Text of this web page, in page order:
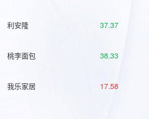
利安隆 37.37
桃李面包 38.33
我乐家居 17.58